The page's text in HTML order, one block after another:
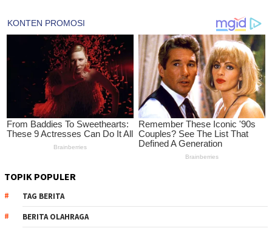
TOPIK POPULER
TAG BERITA
BERITA OLAHRAGA